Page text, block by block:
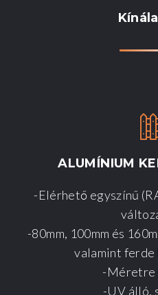
ALUMÍNIUM
-Elérhető egyszínű
-80mm, 100mm és
valamint ferde
-
-UV álló,